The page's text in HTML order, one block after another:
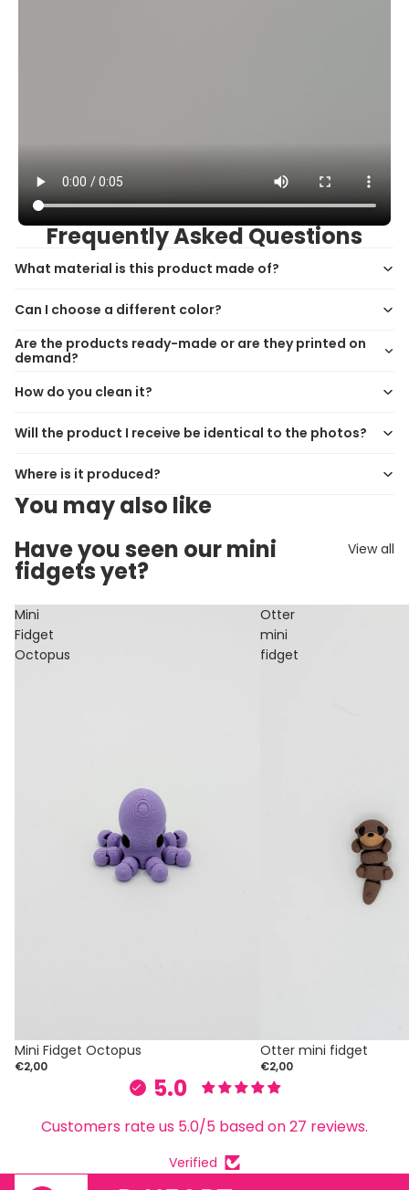
Frequently Asked Questions
What material is this product made of?
Can I choose a different color?
Are the products ready-made or are they printed on
demand?
How do you clean it?
Will the product I receive be identical to the photos?
Where is it produced?
You may also like
Have you seen our mini
fidgets yet?
View all
Mini
Fidget
Octopus
Mini Fidget Octopus
€2,00
Otter
mini
fidget
Otter mini fidget
€2,00
5.0
Customers rate us 5.0/5 based on 27 reviews.
Verified